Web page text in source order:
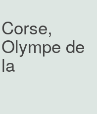
Corse,
Olympe de
la